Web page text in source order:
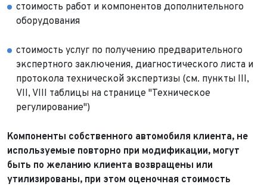
стоимость работ и компонентов дополнительного
оборудования
стоимость услуг по получению предварительного
экспертного заключения, диагностического листа и
протокола технической экспертизы (см. пункты III,
VII, VIII таблицы на странице "Техническое
регулирование")
Компоненты собственного автомобиля клиента, не
используемые повторно при модификации, могут
быть по желанию клиента возвращены или
утилизированы, при этом оценочная стоимость